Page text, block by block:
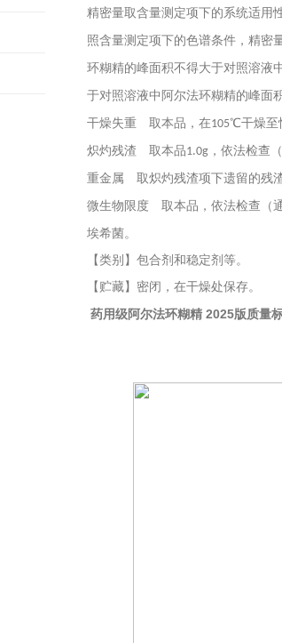
精密量取含量测定项下的系统适用
照含量测定项下的色谱条件，精密
环糊精的峰面积不得大于对照溶液
于对照溶液中阿尔法环糊精的峰面
干燥失重 取本品，在105℃干燥至
炽灼残渣 取本品1.0g ，依法检查
重金属 取炽灼残渣项下遗留的残
微生物限度 取本品，依法检查（
埃希菌。
【类别】包合剂和稳定剂等。
【贮藏】密闭，在干燥处保存。
药用级阿尔法环糊精 2025版质量